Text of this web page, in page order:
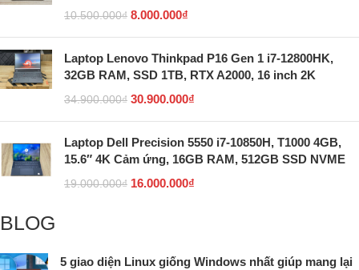
10.500.000₫ 8.000.000₫
Laptop Lenovo Thinkpad P16 Gen 1 i7-12800HK,
32GB RAM, SSD 1TB, RTX A2000, 16 inch 2K
34.900.000₫ 30.900.000₫
Laptop Dell Precision 5550 i7-10850H, T1000 4GB,
15.6″ 4K Cảm ứng, 16GB RAM, 512GB SSD NVME
19.000.000₫ 16.000.000₫
BLOG
5 giao diện Linux giống Windows nhất giúp mang lại